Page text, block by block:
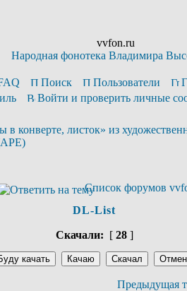
vvfon.ru
Народная фонотека Владимира
Поиск Пользователи
Войти и проверить личные
конверте, листок» из
Список форумов
DL-List
Скачали: [ 28]
Предыдущая